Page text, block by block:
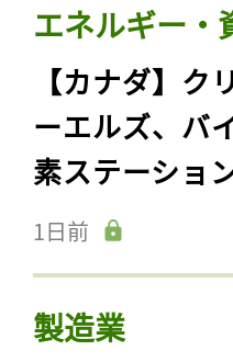
エネルギー・
【カナダ】
ーエルズ、バ
素ステーショ
1日前
製造業